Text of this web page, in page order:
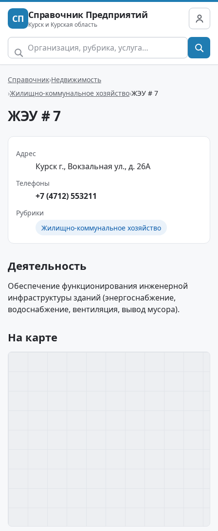
СП Справочник Предприятий
Курск и Курская область
Справочник Недвижимость
Жилищно-коммунальное хозяйство ЖЭУ # 7
ЖЭУ # 7
Адрес
Курск г., Вокзальная ул., д. 26А
Телефоны
+7 (4712) 553211
Рубрики
Жилищно-коммунальное хозяйство
Деятельность
Обеспечение функционирования инженерной
инфраструктуры зданий (энергоснабжение,
водоснабжение, вентиляция, вывод мусора).
На карте